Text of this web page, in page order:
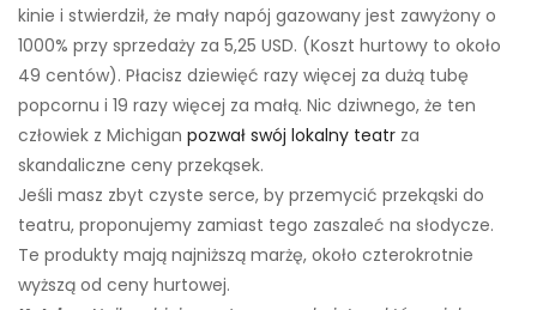
kinie i stwierdził, że mały napój gazowany jest zawyżony o
1000% przy sprzedaży za 5,25 USD. (Koszt hurtowy to około
49 centów). Płacisz dziewięć razy więcej za dużą tubę
popcornu i 19 razy więcej za małą. Nic dziwnego, że ten
człowiek z Michigan pozwał swój lokalny teatr za
skandaliczne ceny przekąsek.
Jeśli masz zbyt czyste serce, by przemycić przekąski do
teatru, proponujemy zamiast tego zaszaleć na słodycze.
Te produkty mają najniższą marżę, około czterokrotnie
wyższą od ceny hurtowej.